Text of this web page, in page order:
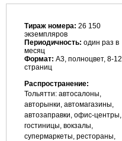
Тираж номера: 26 150
экземпляров
Периодичность: один раз в
месяц
Формат: А3, полноцвет, 8-12
страниц
Распространение:
Тольятти: автосалоны,
авторынки, автомагазины,
автозаправки, офис-центры,
гостиницы, вокзалы,
супермаркеты, рестораны,